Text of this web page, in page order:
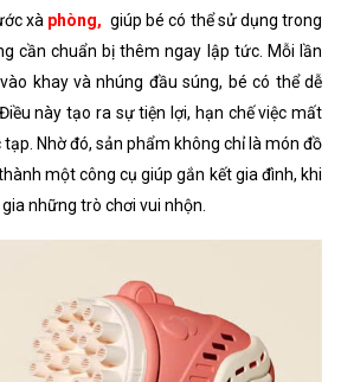
xà phòng, giúp bé có thể sử dụng trong
cần chuẩn bị thêm ngay lập tức. Mỗi lần
khay và nhúng đầu súng, bé có thể dễ
này tạo ra sự tiện lợi, hạn chế việc mất
Nhờ đó, sản phẩm không chỉ là món đồ
một công cụ giúp gắn kết gia đình, khi
những trò chơi vui nhộn.